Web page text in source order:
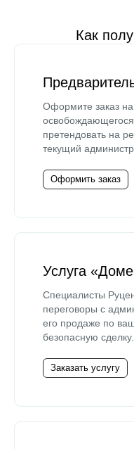
Как
Оформите заказ
претендовать на
текущий
Оформить заказ
Услуга
Специалисты
переговоры с
его продаже по
безопасную сделку.
Заказать услугу